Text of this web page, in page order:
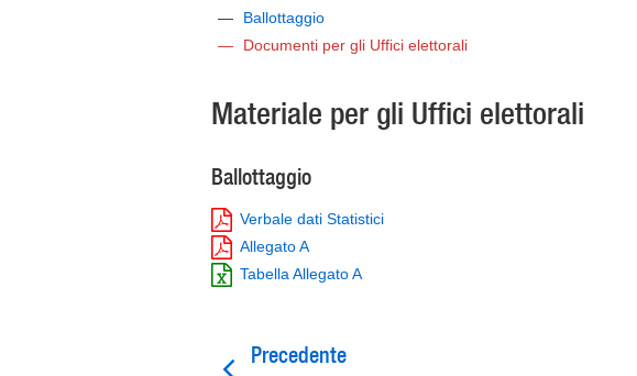
Ballottaggio
Documenti per gli Uffici elettorali
Materiale per gli Uffici elettorali
Ballottaggio
Verbale dati Statistici
Allegato A
Tabella Allegato A
Precedente